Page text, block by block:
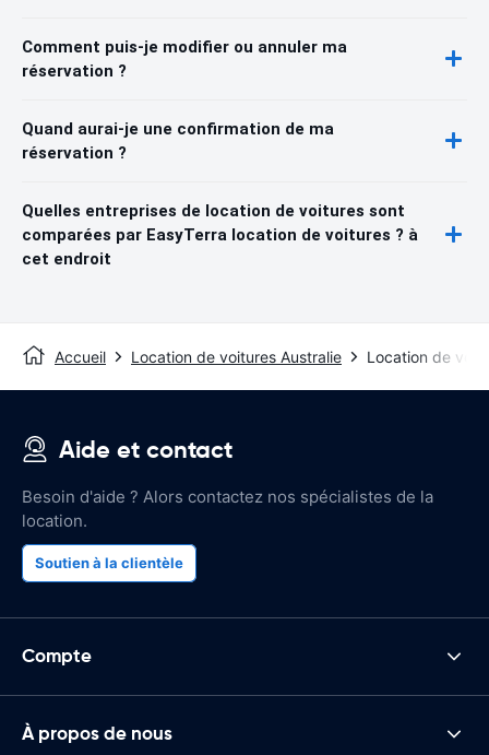
Comment puis-je modifier ou annuler ma
réservation ?
Quand aurai-je une confirmation de ma
réservation ?
Quelles entreprises de location de voitures sont
comparées par EasyTerra location de voitures ? à
cet endroit
Accueil Location de voitures Australie Location de
Aide et contact
Besoin d'aide ? Alors contactez nos spécialistes de la
location.
Soutien à la clientèle
Compte
À propos de nous